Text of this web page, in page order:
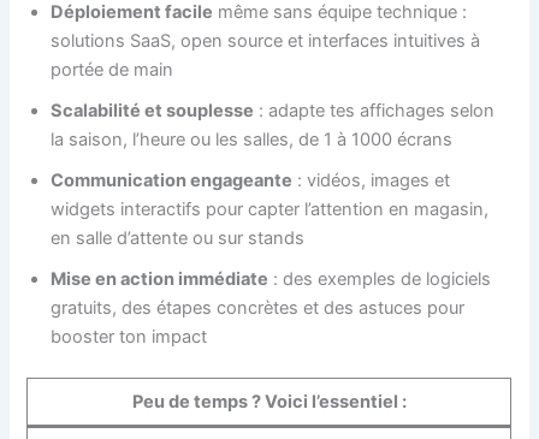
Déploiement facile même sans équipe technique :
solutions SaaS, open source et interfaces intuitives à
portée de main
Scalabilité et souplesse : adapte tes affichages selon
la saison, l’heure ou les salles, de 1 à 1000 écrans
Communication engageante : vidéos, images et
widgets interactifs pour capter l’attention en magasin,
en salle d’attente ou sur stands
Mise en action immédiate : des exemples de logiciels
gratuits, des étapes concrètes et des astuces pour
booster ton impact
Peu de temps ? Voici l’essentiel :